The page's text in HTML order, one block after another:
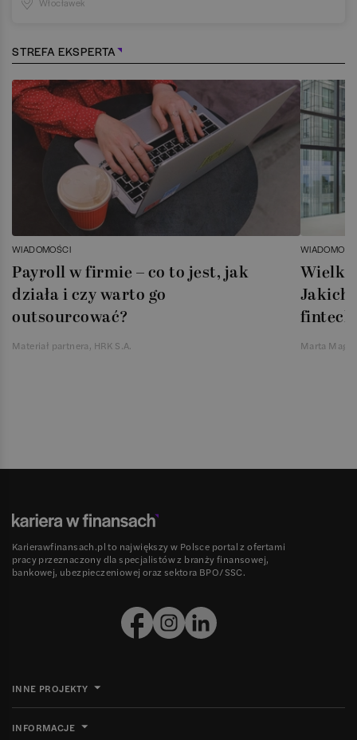
STREFA EKSPERTA
WIADOMOŚCI
Payroll w firmie – co to jest, jak
działa i czy warto go
outsourcować?
Materiał partnera, HRK S.A.
Jakich
Marta
Karierawfinansach.pl to największy w Polsce portal z ofertami
pracy przeznaczony dla specjalistów z branży finansowej,
bankowej, ubezpieczeniowej oraz sektora BPO/SSC.
INNE PROJEKTY
INFORMACJE